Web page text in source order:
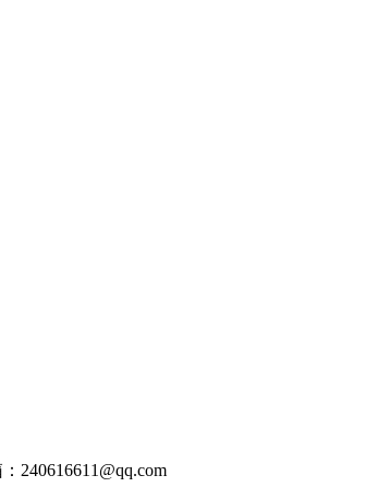
240616611@qq.com